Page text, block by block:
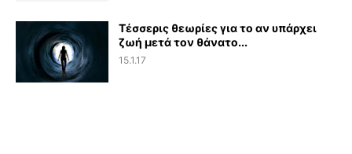
Τέσσερις θεωρίες για το αν υπάρχει
ζωή μετά τον θάνατο...
15.1.17